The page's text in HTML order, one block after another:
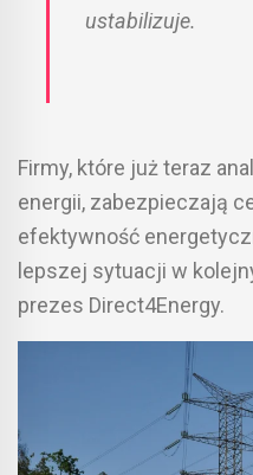
ustabilizuje.
Firmy, które już teraz
energii, zabezpieczają
efektywność
lepszej sytuacji w
prezes Direct4Energy.